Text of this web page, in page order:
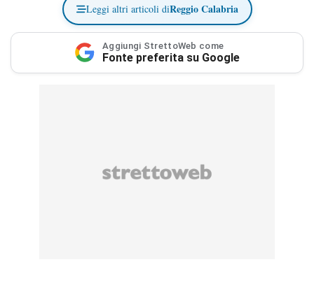
Leggi altri articoli diReggio Calabria
Aggiungi StrettoWeb come
Fonte preferita su Google